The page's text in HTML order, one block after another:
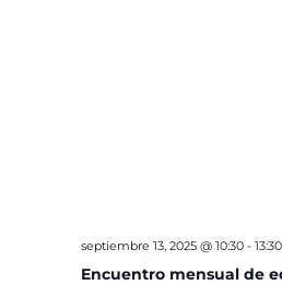
Encuentro mensual de
septiembre 13, 2025 @ 10:30- 13:30